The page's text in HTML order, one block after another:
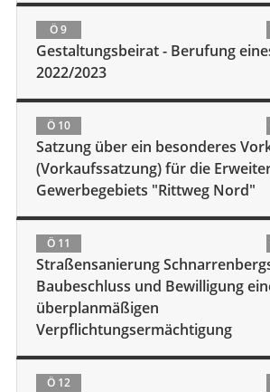
Ö 9
Gestaltungsbeirat - Berufung
2022/2023
Ö 10
Satzung über ein besonderes
(Vorkaufssatzung) für die
Gewerbegebiets "Rittweg Nord"
Ö 11
Straßensanierung
Baubeschluss und Bewilligung
überplanmäßigen
Verpflichtungsermächtigung
Ö 12